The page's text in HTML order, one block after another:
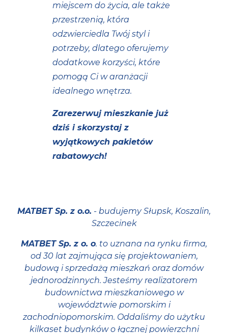
miejscem do życia, ale także
przestrzenią, która
odzwierciedla Twój styl i
potrzeby, dlatego oferujemy
dodatkowe korzyści, które
pomogą Ci w aranżacji
idealnego wnętrza.
Zarezerwuj mieszkanie już
dziś i skorzystaj z
wyjątkowych pakietów
rabatowych!
MATBET Sp. z o.o. - budujemy Słupsk, Koszalin,
Szczecinek
MATBET Sp. z o. o. to uznana na rynku firma,
od 30 lat zajmująca się projektowaniem,
budową i sprzedażą mieszkań oraz domów
jednorodzinnych. Jesteśmy realizatorem
budownictwa mieszkaniowego w
województwie pomorskim i
zachodniopomorskim. Oddaliśmy do użytku
kilkaset budynków o łącznej powierzchni